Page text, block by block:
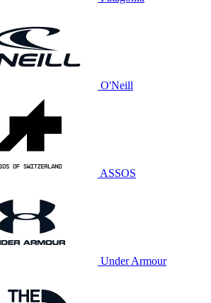
O'Neill
ASSOS
Under Armour